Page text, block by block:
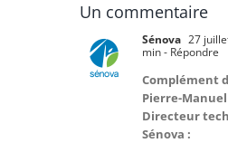
Un commentaire
Sénova 27
min- Répondre
Complément
Pierre-
Directeur
Sénova :